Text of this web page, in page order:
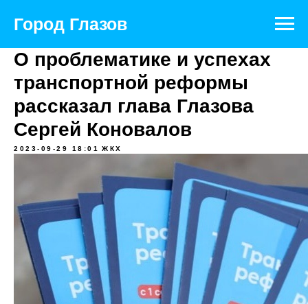
Город Глазов
О проблематике и успехах
транспортной реформы
рассказал глава Глазова
Сергей Коновалов
2023-09-29 18:01 ЖКХ